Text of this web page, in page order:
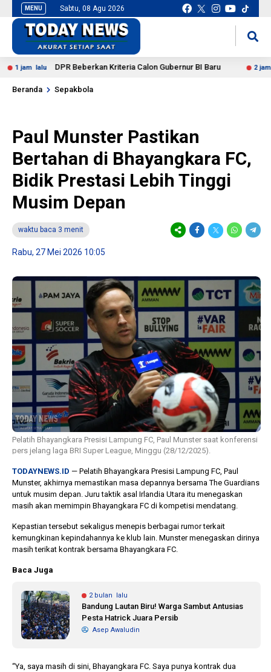
MENU Sabtu, 08 Agu 2026
lalu DPR Beberkan Kriteria Calon Gubernur BI Baru 2 jam lalu
Beranda Sepakbola
Paul Munster Pastikan
Bertahan di Bhayangkara FC,
Bidik Prestasi Lebih Tinggi
Musim Depan
waktu baca 3 menit
Rabu, 27 Mei 2026 10:05
Pelatih Bhayangkara Presisi Lampung FC, Paul Munster saat konferensi
pers jelang laga BRI Super League, Minggu (28/12/2025).
TODAYNEWS.ID — Pelatih Bhayangkara Presisi Lampung FC, Paul
Munster, akhirnya memastikan masa depannya bersama The Guardians
untuk musim depan. Juru taktik asal Irlandia Utara itu menegaskan
masih akan memimpin Bhayangkara FC di kompetisi mendatang.
Kepastian tersebut sekaligus menepis berbagai rumor terkait
kemungkinan kepindahannya ke klub lain. Munster menegaskan dirinya
masih terikat kontrak bersama Bhayangkara FC.
Baca Juga
2 bulan lalu
Bandung Lautan Biru! Warga Sambut Antusias
Pesta Hatrick Juara Persib
Asep Awaludin
“Ya, saya masih di sini, Bhayangkara FC. Saya punya kontrak dua
1 tahun lalu
Banyak Gugatan di
Pilkada 2024, Legislator
Ragukan SDM Bawaslu
10 bulan lalu
KPU
Keputusan
Capres-